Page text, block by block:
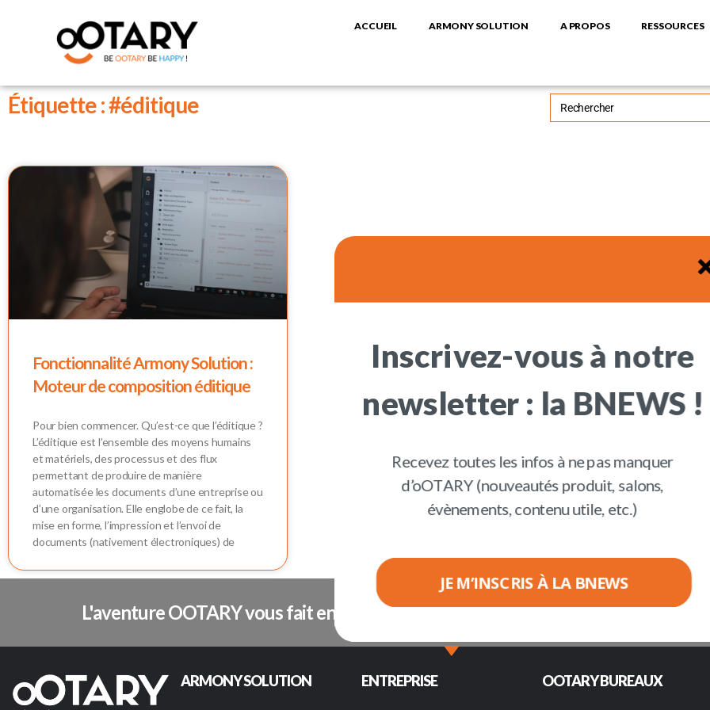
ACCUEIL ARMONY SOLUTION A PROPOS RESSOURCES
Étiquette : #éditique
RECHERCHE
DE
:
Fonctionnalité Armony Solution :
Moteur de composition éditique
Pour bien commencer. Qu’est-ce que l’éditique ?
L’éditique est l’ensemble des moyens humains
et matériels, des processus et des flux
permettant de produire de manière
automatisée les documents d’une entreprise ou
d’une organisation. Elle englobe de ce fait, la
mise en forme, l’impression et l’envoi de
documents (nativement électroniques) de
L'aventure OOTARY vous fait envie ?
ARMONY SOLUTION ENTREPRISE OOTARY BUREAUX
Inscrivez-vous à notre
newsletter : la BNEWS !
Recevez toutes les infos à ne pas manquer
d’oOTARY (nouveautés produit, salons,
évènements, contenu utile, etc.)
JE M’INSCRIS À LA BNEWS